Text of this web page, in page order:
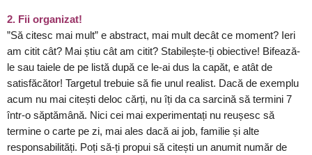
2. Fii organizat!
”Să citesc mai mult” e abstract, mai mult decât ce moment? Ieri
am citit cât? Mai știu cât am citit? Stabilește-ți obiective! Bifează-
le sau taiele de pe listă după ce le-ai dus la capăt, e atât de
satisfăcător! Targetul trebuie să fie unul realist. Dacă de exemplu
acum nu mai citești deloc cărți, nu îți da ca sarcină să termini 7
într-o săptămână. Nici cei mai experimentați nu reușesc să
termine o carte pe zi, mai ales dacă ai job, familie și alte
responsabilități. Poți să-ți propui să citești un anumit număr de